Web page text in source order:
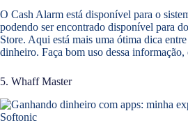
O Cash Alarm está disponível para o
podendo ser encontrado disponível para
Store. Aqui está mais uma ótima dica
dinheiro. Faça bom uso dessa informação,
5. Whaff Master